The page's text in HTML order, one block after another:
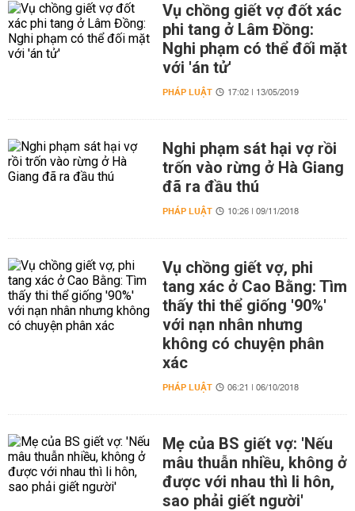
Vụ chồng giết vợ đốt xác
phi tang ở Lâm Đồng:
Nghi phạm có thể đối mặt
với 'án tử'
PHÁP LUẬT 17:02 | 13/05/2019
Nghi phạm sát hại vợ rồi
trốn vào rừng ở Hà Giang
đã ra đầu thú
PHÁP LUẬT 10:26 | 09/11/2018
Vụ chồng giết vợ, phi
tang xác ở Cao Bằng: Tìm
thấy thi thể giống '90%'
với nạn nhân nhưng
không có chuyện phân
xác
PHÁP LUẬT 06:21 | 06/10/2018
Mẹ của BS giết vợ: 'Nếu
mâu thuẫn nhiều, không ở
được với nhau thì li hôn,
sao phải giết người'